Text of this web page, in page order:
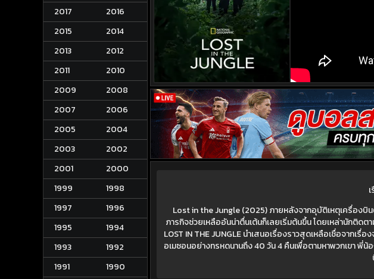
2017
2016
2015
2014
2013
2012
2011
2010
2009
2008
2007
2006
2005
2004
2003
2002
2001
2000
1999
1998
1997
1996
1995
1994
1993
1992
1991
1990
Lost in the Jungle (2025) ภายหลังจากอุบัติเหตุเครื่อง
ภารกิจช่วยเหลืออันน่าตื่นเต้นก็เลยเริ่มต้นขึ้น โดยเหล่านักติด
LOST IN THE JUNGLE นำเสนอเรื่องราวสุดเหลือเชื่อจาก
อเมซอนอย่างทรหดนานถึง 40 วัน 4 คืนเพื่อตามหาพวกเขา พี่